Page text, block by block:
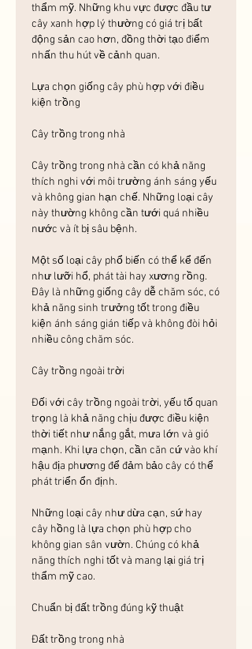
thẩm mỹ. Những khu vực được đầu tư
cây xanh hợp lý thường có giá trị bất
động sản cao hơn, đồng thời tạo điểm
nhấn thu hút về cảnh quan.
Lựa chọn giống cây phù hợp với điều
kiện trồng
Cây trồng trong nhà
Cây trồng trong nhà cần có khả năng
thích nghi với môi trường ánh sáng yếu
và không gian hạn chế. Những loại cây
này thường không cần tưới quá nhiều
nước và ít bị sâu bệnh.
Một số loại cây phổ biến có thể kể đến
như lưỡi hổ, phát tài hay xương rồng.
Đây là những giống cây dễ chăm sóc, có
khả năng sinh trưởng tốt trong điều
kiện ánh sáng gián tiếp và không đòi hỏi
nhiều công chăm sóc.
Cây trồng ngoài trời
Đối với cây trồng ngoài trời, yếu tố quan
trọng là khả năng chịu được điều kiện
thời tiết như nắng gắt, mưa lớn và gió
mạnh. Khi lựa chọn, cần căn cứ vào khí
hậu địa phương để đảm bảo cây có thể
phát triển ổn định.
Những loại cây như dừa cạn, sứ hay
cây hồng là lựa chọn phù hợp cho
không gian sân vườn. Chúng có khả
năng thích nghi tốt và mang lại giá trị
thẩm mỹ cao.
Chuẩn bị đất trồng đúng kỹ thuật
Đất trồng trong nhà